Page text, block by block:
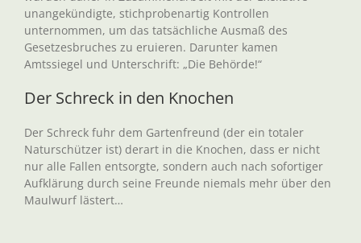
unangekündigte, stichprobenartig Kontrollen
unternommen, um das tatsächliche Ausmaß des
Gesetzesbruches zu eruieren. Darunter kamen
Amtssiegel und Unterschrift: „Die Behörde!“
Der Schreck in den Knochen
Der Schreck fuhr dem Gartenfreund (der ein totaler
Naturschützer ist) derart in die Knochen, dass er nicht
nur alle Fallen entsorgte, sondern auch nach sofortiger
Aufklärung durch seine Freunde niemals mehr über den
Maulwurf lästert…